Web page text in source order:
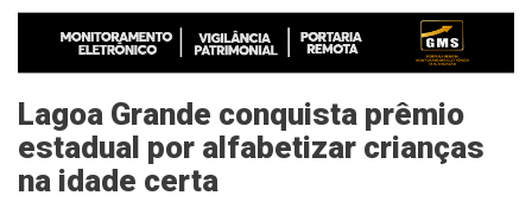
Lagoa Grande conquista prêmio
estadual por alfabetizar crianças
na idade certa